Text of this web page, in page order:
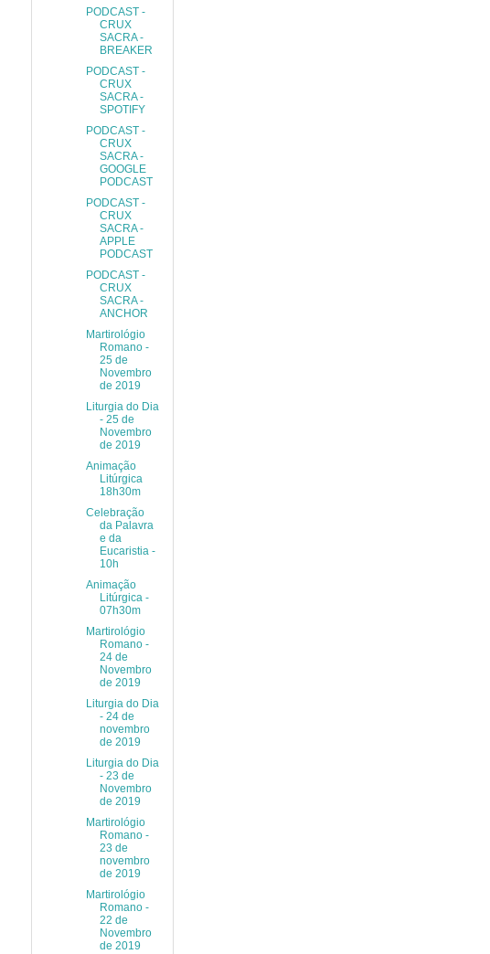
PODCAST -
CRUX
SACRA -
BREAKER
PODCAST -
CRUX
SACRA -
SPOTIFY
PODCAST -
CRUX
SACRA -
GOOGLE
PODCAST
PODCAST -
CRUX
SACRA -
APPLE
PODCAST
PODCAST -
CRUX
SACRA -
ANCHOR
Martirológio
Romano -
25 de
Novembro
de 2019
Liturgia do Dia
- 25 de
Novembro
de 2019
Animação
Litúrgica
18h30m
Celebração
da Palavra
e da
Eucaristia -
10h
Animação
Litúrgica -
07h30m
Martirológio
Romano -
24 de
Novembro
de 2019
Liturgia do Dia
- 24 de
novembro
de 2019
Liturgia do Dia
- 23 de
Novembro
de 2019
Martirológio
Romano -
23 de
novembro
de 2019
Martirológio
Romano -
22 de
Novembro
de 2019